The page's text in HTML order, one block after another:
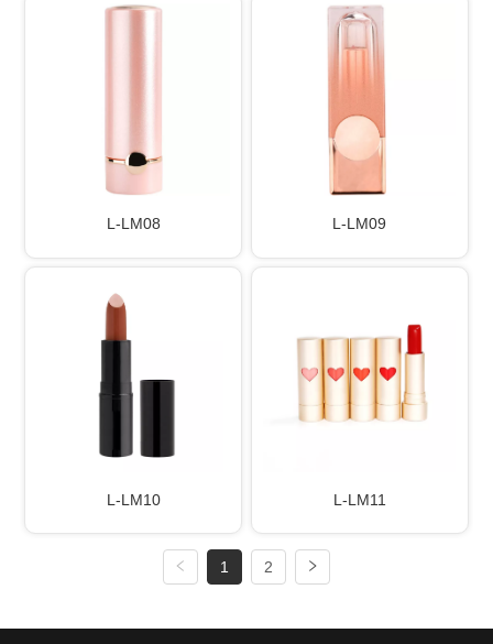
L-LM08 L-LM09
L-LM10 L-LM11
1 2